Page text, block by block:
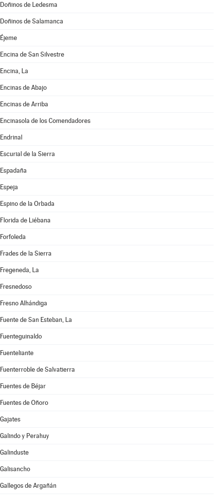
Doñinos de Ledesma
Doñinos de Salamanca
Éjeme
Encina de San Silvestre
Encina, La
Encinas de Abajo
Encinas de Arriba
Encinasola de los Comendadores
Endrinal
Escurial de la Sierra
Espadaña
Espeja
Espino de la Orbada
Florida de Liébana
Forfoleda
Frades de la Sierra
Fregeneda, La
Fresnedoso
Fresno Alhándiga
Fuente de San Esteban, La
Fuenteguinaldo
Fuenteliante
Fuenterroble de Salvatierra
Fuentes de Béjar
Fuentes de Oñoro
Gajates
Galindo y Perahuy
Galinduste
Galisancho
Gallegos de Argañán